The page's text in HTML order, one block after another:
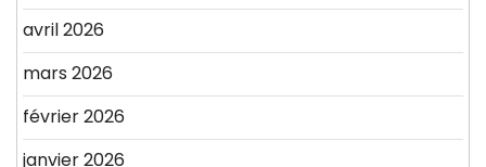
avril 2026
mars 2026
février 2026
janvier 2026